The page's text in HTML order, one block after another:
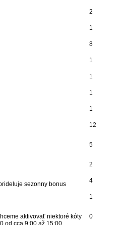
2
1
8
1
1
1
1
12
5
2
sezonny bonus
4
1
aktivovať niektoré kóty
od cca 9:00 až 15:00
0